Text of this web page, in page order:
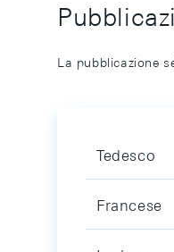
La pubblicazione
Tedesco
Francese